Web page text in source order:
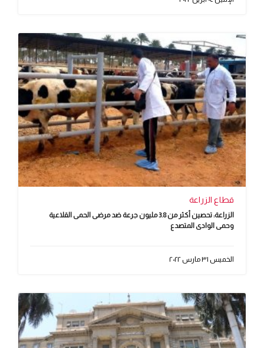
قطاع الزراعة
الزراعة: تحصين أكثر من 3.8 مليون جرعة ضد مرضى الحمى القلاعية
وحمى الوادى المتصدع
الخميس ٣١ مارس ٢٠٢٢